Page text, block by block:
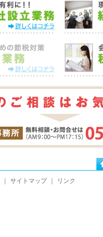
サイトマップ リンク